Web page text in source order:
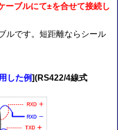
ーブルにて±を合せて接続し
ルです。短距離ならシール
した例](RS422/4線式